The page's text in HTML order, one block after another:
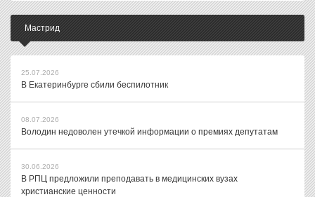
Мастрид
25.07.2026
В Екатеринбурге сбили беспилотник
08.07.2026
Володин недоволен утечкой информации о премиях депутатам
30.06.2026
В РПЦ предложили преподавать в медицинских вузах
христианские ценности